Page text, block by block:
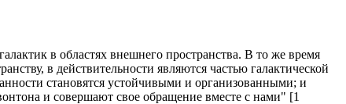
в областях внешнего пространства. В то же время
в действительности являются частью галактической
становятся устойчивыми и организованными; и
и совершают свое обращение вместе с нами" [1